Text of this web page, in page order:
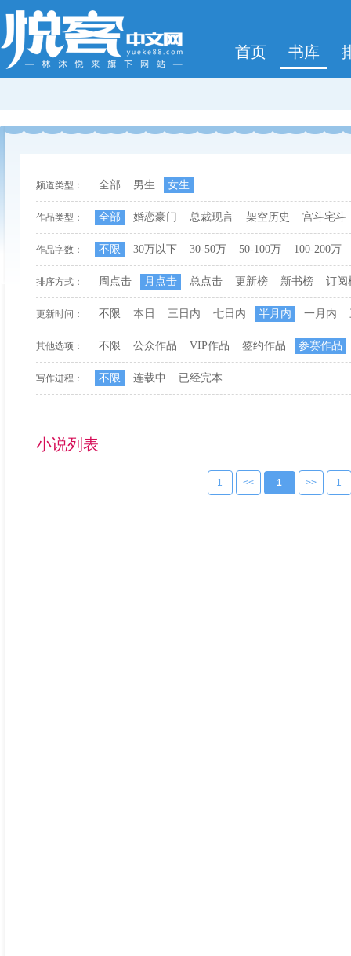
首页 书库
频道类型： 全部 男生 女生
作品类型： 全部 婚恋豪门 总裁现言 架空历史 宫斗宅斗
作品字数： 不限 30万以下 30-50万 50-100万 100-200万
排序方式： 周点击 月点击 总点击 更新榜 新书榜 订阅
更新时间： 不限 本日 三日内 七日内 半月内 一月内
其他选项： 不限 公众作品 VIP作品 签约作品 参赛作品
写作进程： 不限 连载中 已经完本
小说列表
1 << 1 >> 1